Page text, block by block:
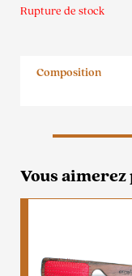
Rupture de stock
Composition
Vous